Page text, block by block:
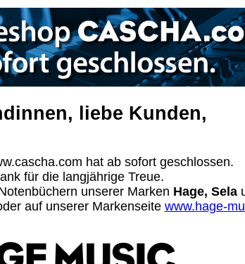
liebe Kunden,
hat ab sofort geschlossen.
für die langjährige Treue.
unserer Marken Hage, Sela
auf unserer Markenseite www.hage-